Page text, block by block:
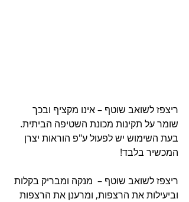
ריצפז לשואב שוטף – אינו מקציף ובכך
שומר על תקינות מכונת השטיפה הביתית.
בעת השימוש יש לפעול ע"פ הוראות יצרן
המכשיר בלבד!
ריצפז לשואב שוטף –  מנקה ומבריק בקלות
וביעילות את הרצפות, ומרענן את הרצפות